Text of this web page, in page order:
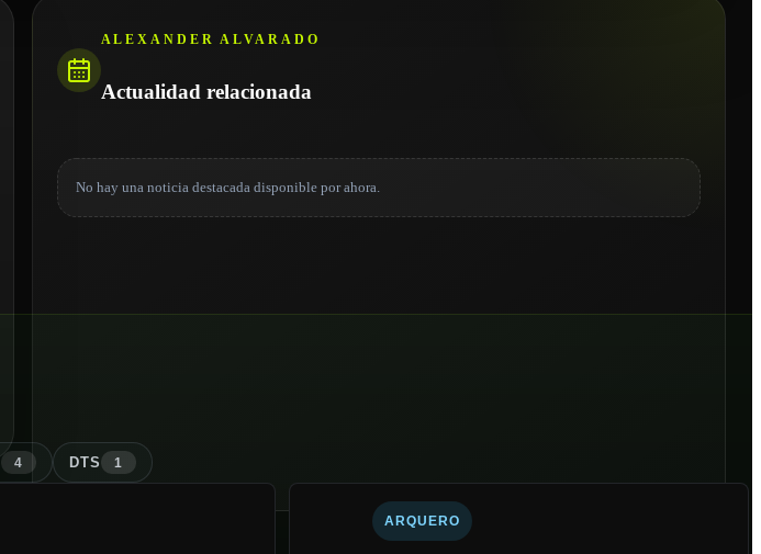
ALEXANDER ALVARADO
Actualidad relacionada
No hay una noticia destacada disponible por ahora.
4 DTS 1
ARQUERO